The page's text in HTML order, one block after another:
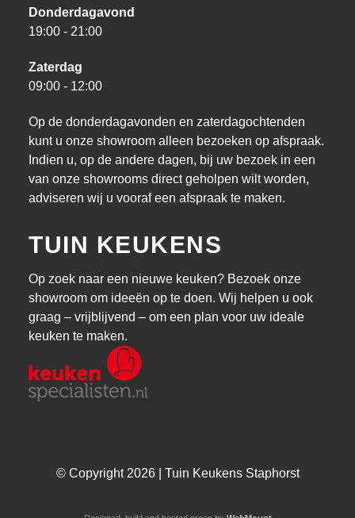
Donderdagavond
19:00 - 21:00
Zaterdag
09:00 - 12:00
Op de donderdagavonden en zaterdagochtenden
kunt u onze showroom alleen bezoeken op afspraak.
Indien u, op de andere dagen, bij uw bezoek in een
van onze showrooms direct geholpen wilt worden,
adviseren wij u vooraf een afspraak te maken.
TUIN KEUKENS
Op zoek naar een nieuwe keuken? Bezoek onze
showroom om ideeën op te doen. Wij helpen u ook
graag – vrijblijvend – om een plan voor uw ideale
keuken te maken.
© Copyright 2026 | Tuin Keukens Staphorst